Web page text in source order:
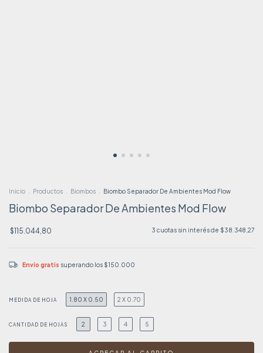
Inicio Productos Biombos Biombo Separador De Ambientes Mod Flow
Biombo Separador De Ambientes Mod Flow
$115.044,80 3 cuotas sin interés de $38.348,27
Envío gratis superando los $150.000
MEDIDA DE HOJA 1.80 X 0.50 2 X 0.70
CANTIDAD DE HOJAS 2 3 4 5